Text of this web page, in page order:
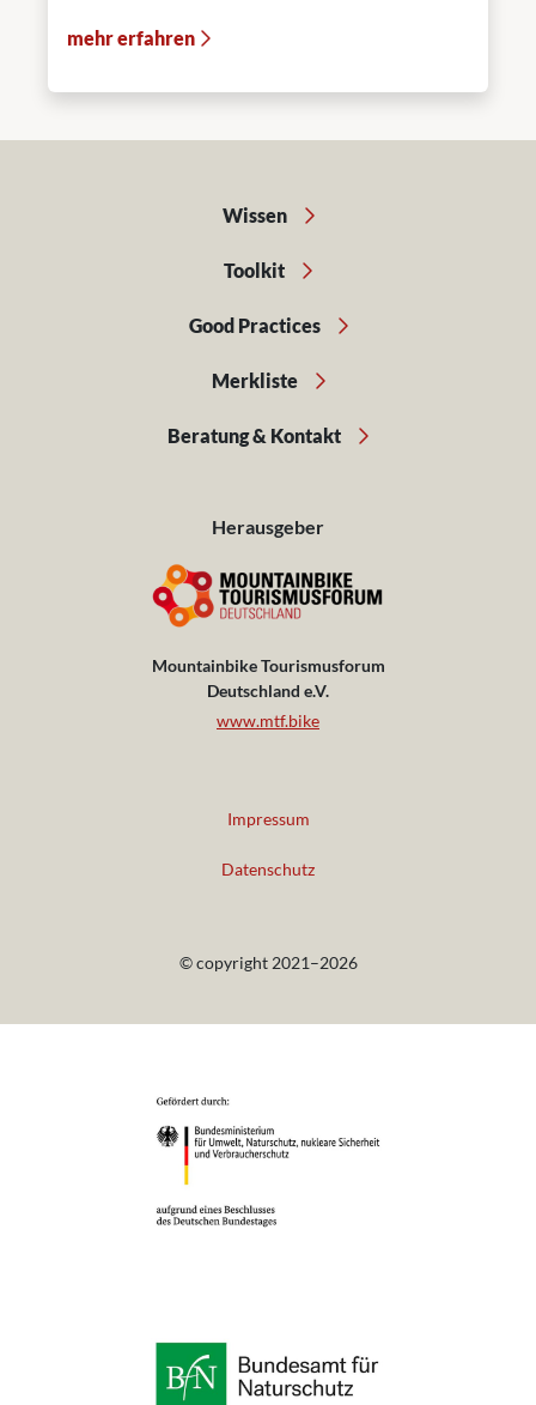
mehr erfahren
Wissen
Toolkit
Good Practices
Merkliste
Beratung & Kontakt
Herausgeber
Mountainbike Tourismusforum
Deutschland e.V.
www.mtf.bike
Impressum
Datenschutz
© copyright 2021–2026